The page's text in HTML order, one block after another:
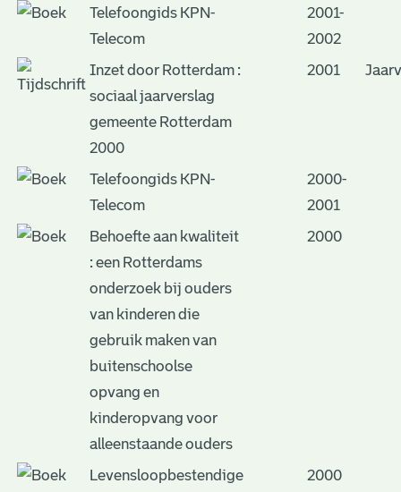
Telefoongids KPN-
Telecom
2001-
2002
Inzet door Rotterdam :
sociaal jaarverslag
gemeente Rotterdam
2000
2001
Telefoongids KPN-
Telecom
2000-
2001
Behoefte aan kwaliteit
: een Rotterdams
onderzoek bij ouders
van kinderen die
gebruik maken van
buitenschoolse
opvang en
kinderopvang voor
alleenstaande ouders
2000
Levensloopbestendige
2000